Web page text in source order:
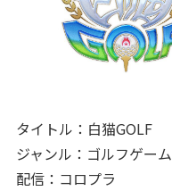
タイトル：白猫GOLF
ジャンル：ゴルフゲーム
配信：コロプラ